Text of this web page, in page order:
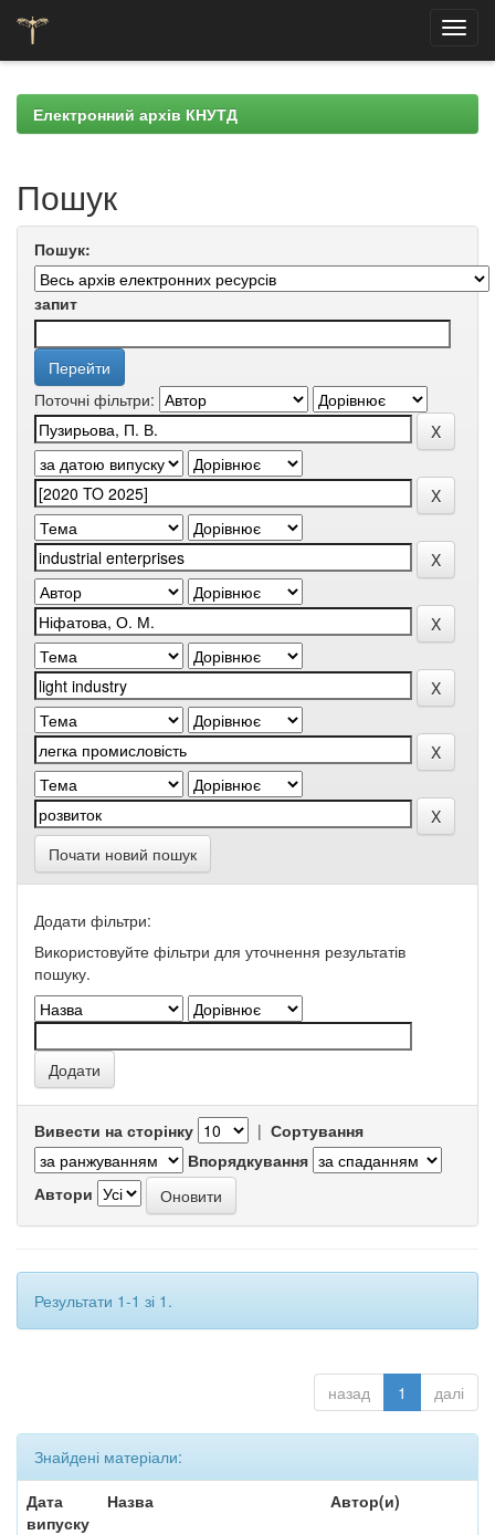
navigationЕлектронний архів КНУТД
Пошук
Пошук:
запит
Поточні фільтри:
Почати новий пошук
Додати фільтри:
Використовуйте фільтри для уточнення результатів
пошуку.
Вивести на сторінку | Сортування
Впорядкування
Автори
Результати 1-1 зі 1.
назад 1 далі
Знайдені матеріали:
Дата
випуску
Назва Автор(и)